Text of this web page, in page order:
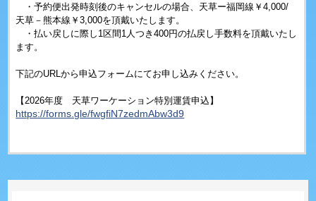
・予約便出発時刻後のキャンセルの場合、天草ー福岡線￥4,000/
天草－熊本線￥3,000を頂戴いたします。
・払い戻しに際し1区間1人つき400円の払戻し手数料を頂戴いたし
ます。
下記のURLから申込フォームにてお申し込みください。
【2026年度 天草ワーケーション特別運賃申込】
https://forms.gle/fwgfiN7zedmAbw3d9